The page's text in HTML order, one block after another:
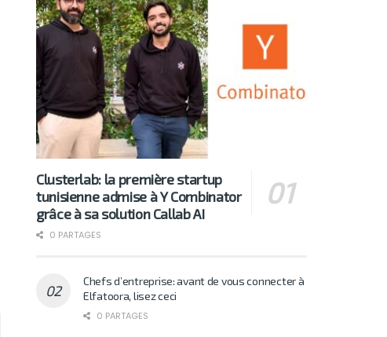
Clusterlab: la première startup
tunisienne admise à Y Combinator
grâce à sa solution Callab AI
0 PARTAGES
Chefs d’entreprise: avant de vous connecter à
Elfatoora, lisez ceci
0 PARTAGES